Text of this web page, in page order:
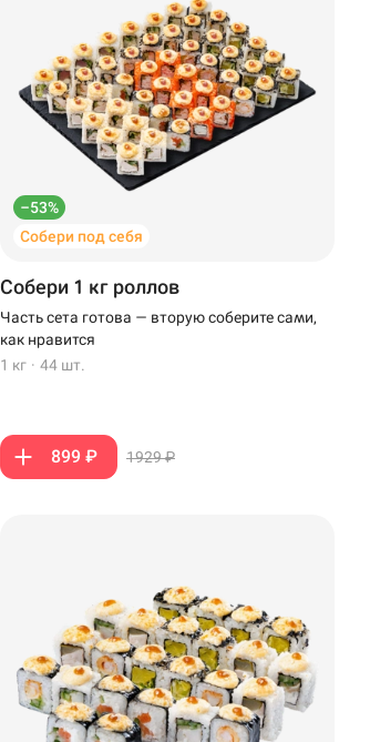
–53%
Собери под себя
Собери 1 кг роллов
Часть сета готова — вторую соберите сами,
как нравится
1 кг · 44 шт.
899 ₽ 1929 ₽